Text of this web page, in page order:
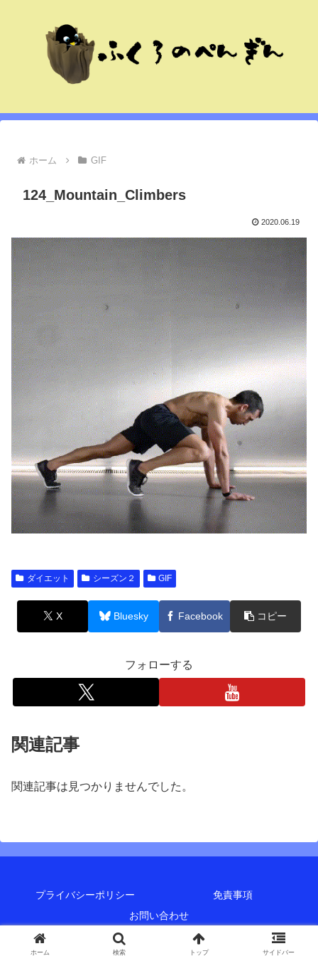
ホーム GIF
124_Mountain_Climbers
2020.06.19
ダイエット シーズン２ GIF
X Bluesky Facebook コピー
フォローする
関連記事
関連記事は見つかりませんでした。
プライバシーポリシー
免責事項
お問い合わせ
Copyright © 2018-2026 Onishi.Goto All Rights Reserved.
ホーム 検索 トップ サイドバー